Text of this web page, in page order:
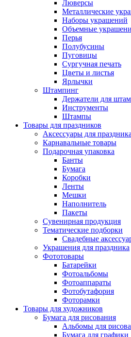
Люверсы
Металлические
Наборы украшений
Объемные
Перья
Полубусины
Пуговицы
Сургучная печать
Цветы и листья
Ярлычки
Штампинг
Держатели для
Инструменты
Штампы
Товары для праздников
Аксессуары для праздника
Карнавальные товары
Подарочная упаковка
Банты
Бумага
Коробки
Ленты
Мешки
Наполнитель
Пакеты
Сувенирная продукция
Тематические подборки
Свадебные
Украшения для праздника
Фототовары
Батарейки
Фотоальбомы
Фотоаппараты
Фотобутафория
Фоторамки
Товары для художников
Бумага для рисования
Альбомы для
Бумага для графики